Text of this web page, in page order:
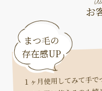
お
まつ毛の
存在感UP
１ヶ月使用してみて手